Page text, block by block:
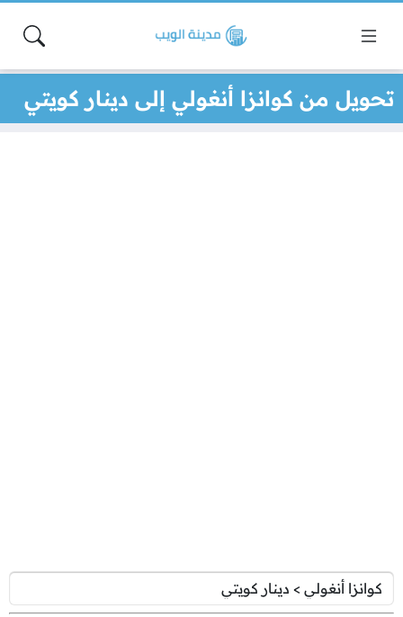
تحويل من كوانزا أنغولي إلى دينار كويتي